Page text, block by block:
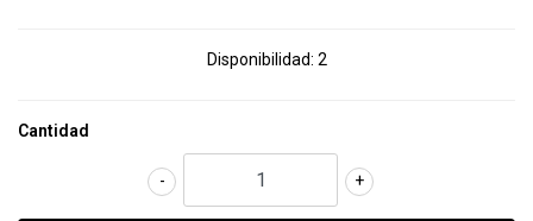
Disponibilidad: 2
Cantidad
+
-